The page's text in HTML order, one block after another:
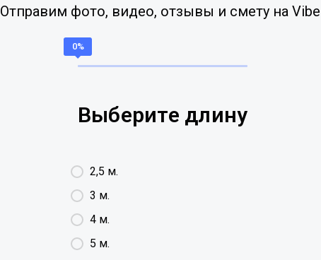
Отправим фото, видео, отзывы и смету на
Выберите длину
2,5 м.
3 м.
4 м.
5 м.